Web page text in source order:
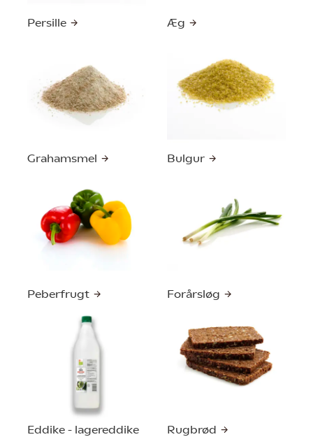
Persille Æg
Grahamsmel Bulgur
Peberfrugt Forårsløg
Eddike - lagereddike Rugbrød